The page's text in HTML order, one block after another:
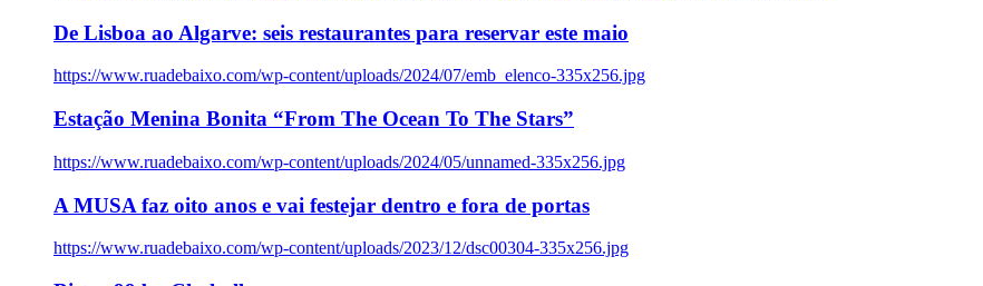
De Lisboa ao Algarve: seis restaurantes para reservar este maio
https://www.ruadebaixo.com/wp-content/uploads/2024/07/emb_elenco-335x256.jpg
Estação Menina Bonita “From The Ocean To The Stars”
https://www.ruadebaixo.com/wp-content/uploads/2024/05/unnamed-335x256.jpg
A MUSA faz oito anos e vai festejar dentro e fora de portas
https://www.ruadebaixo.com/wp-content/uploads/2023/12/dsc00304-335x256.jpg